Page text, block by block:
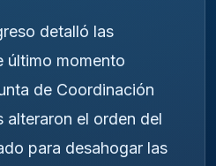
detalló las
último momento
de Coordinación
alteraron el orden del
para desahogar las